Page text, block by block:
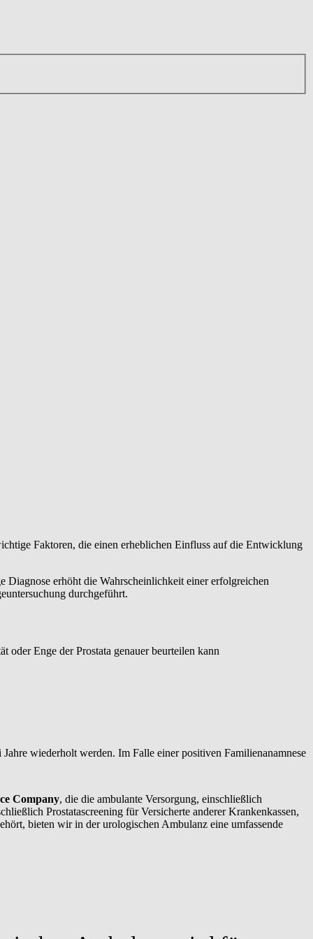
Faktoren, die einen erheblichen Einfluss auf die Entwicklung
erhöht die Wahrscheinlichkeit einer erfolgreichen
durchgeführt.
oder Enge der Prostata genauer beurteilen kann
wiederholt werden. Im Falle einer positiven Familienanamnese
Company, die die ambulante Versorgung, einschließlich
Prostatascreening für Versicherte anderer Krankenkassen,
bieten wir in der urologischen Ambulanz eine umfassende